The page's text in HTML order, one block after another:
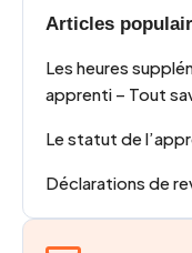
Articles
Les heures
apprenti – Tout
Le statut de
Déclarations de